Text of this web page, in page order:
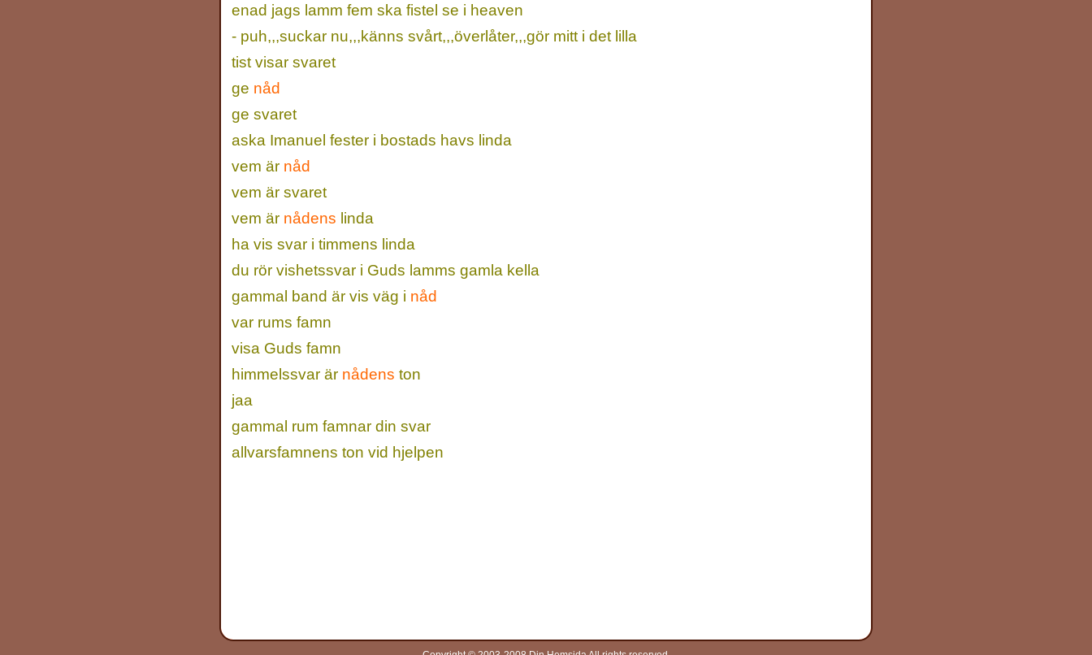
enad jags lamm fem ska fistel se i heaven
- puh,,,suckar nu,,,känns svårt,,,överlåter,,,gör mitt i det lilla
tist visar svaret
ge nåd
ge svaret
aska Imanuel fester i bostads havs linda
vem är nåd
vem är svaret
vem är nådens linda
ha vis svar i timmens linda
du rör vishetssvar i Guds lamms gamla kella
gammal band är vis väg i nåd
var rums famn
visa Guds famn
himmelssvar är nådens ton
jaa
gammal rum famnar din svar
allvarsfamnens ton vid hjelpen